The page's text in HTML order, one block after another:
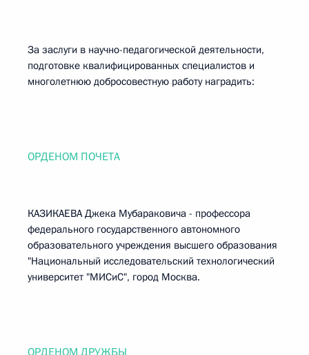
За заслуги в научно-педагогической деятельности,
подготовке квалифицированных специалистов и
многолетнюю добросовестную работу наградить:
ОРДЕНОМ ПОЧЕТА
КАЗИКАЕВА Джека Мубараковича - профессора
федерального государственного автономного
образовательного учреждения высшего образования
"Национальный исследовательский технологический
университет "МИСиС", город Москва.